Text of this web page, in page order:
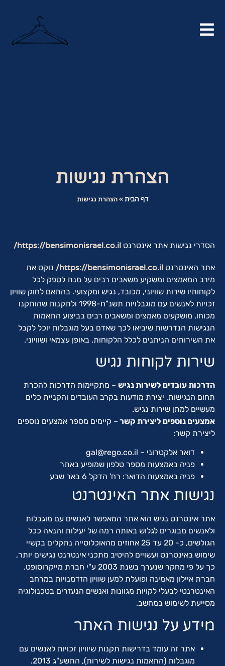
הצהרת נגישות
דף הבית »הצהרת נגישות
הסדרי נגישות אתר אינטרנט https://bensimonisrael.co.il/
אתר האינטרנט https://bensimonisrael.co.il/
נוקט את
מירב המאמצים ומשקיע משאבים רבים על מנת לספק לכל
לקוחותיו שירות שוויוני, מכובד, נגיש ומקצועי. בהתאם לחוק שוויון
זכויות לאנשים עם מוגבלויות תשנ"ח-1998 ולתקנות שהותקנו
מכוחו, מושקעים מאמצים ומשאבים רבים בביצוע התאמות
הנגישות הנדרשות שיביאו לכך שאדם בעל מוגבלות יוכל לקבל
את השירותים הניתנים לכלל הלקוחות, באופן עצמאי ושוויוני.
שירות לקוחות נגיש
הדרכות עובדים לשירות נגיש – מתקיימות הדרכות להכרת
תחום הנגישות, יצירת מודעות בקרב העובדים והקניית כלים
מעשיים למתן שירות נגיש.
אמצעים נוספים ליצירת קשר – קיימים מספר אמצעים נוספים
ליצירת קשר:
דואר אלקטרוני – gal@rego.co.il
פניה באמצעות מספר טלפון שמופיע באתר
פניה באמצעות הדואר: רח' הדקל 6 באר שבע
נגישות אתר האינטרנט
אתר אינטרנט נגיש הוא אתר המאפשר לאנשים עם מוגבלות
ולאנשים מבוגרים לגלוש באותה רמה של יעילות והנאה ככל
הגולשים, כ- 20 עד 25 אחוזים מהאוכלוסייה נתקלים בקשיי
שימוש באינטרנט ועשויים להיטיב מתכני אינטרנט נגישים יותר,
כך על פי מחקר שנערך בשנת 2003 ע"י חברת מייקרוסופט.
חברת איילון מאמינה ופועלת למען שוויון הזדמנויות במרחב
האינטרנטי לבעלי לקויות מגוונות ואנשים הנעזרים בטכנולוגיה
מסייעת לשימוש במחשב.
מידע על נגישות האתר
אתר זה עומד בדרישות תקנות שיוויון זכויות לאנשים עם
מוגבלות (התאמות נגישות לשירות), התשע"ג 2013.